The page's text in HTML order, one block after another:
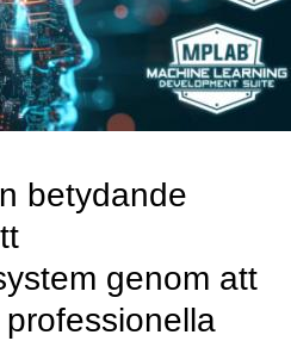
betydande
genom att